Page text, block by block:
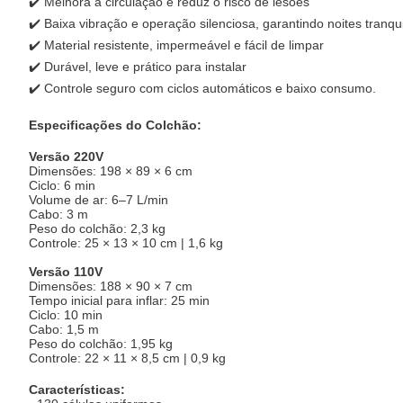
✔️ Baixa vibração e operação silenciosa, garantindo noites
✔️ Material resistente, impermeável e fácil de limpar
✔️ Durável, leve e prático para instalar
✔️ Controle seguro com ciclos automáticos e baixo consumo.
Especificações do Colchão:
Versão 220V
Dimensões: 198 × 89 × 6 cm
Ciclo: 6 min
Volume de ar: 6–7 L/min
Cabo: 3 m
Peso do colchão: 2,3 kg
Controle: 25 × 13 × 10 cm | 1,6 kg
Versão 110V
Dimensões: 188 × 90 × 7 cm
Tempo inicial para inflar: 25 min
Ciclo: 10 min
Cabo: 1,5 m
Peso do colchão: 1,95 kg
Controle: 22 × 11 × 8,5 cm | 0,9 kg
Características: